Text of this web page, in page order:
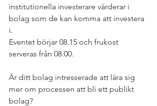
institutionella investerare värderar i
bolag som de kan komma att investera
i.
Eventet börjar 08.15 och frukost
serveras från 08.00.
Är ditt bolag intresserade att lära sig
mer om processen att bli ett publikt
bolag?